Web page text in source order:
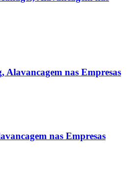
nas Empresas
nas Empresas